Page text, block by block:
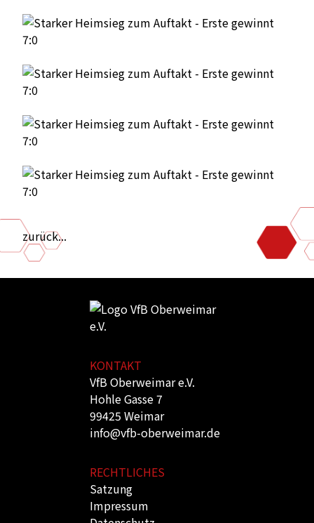
zurück...
KONTAKT
VfB Oberweimar e.V.
Hohle Gasse 7
99425 Weimar
info@vfb-oberweimar.de
RECHTLICHES
Satzung
Impressum